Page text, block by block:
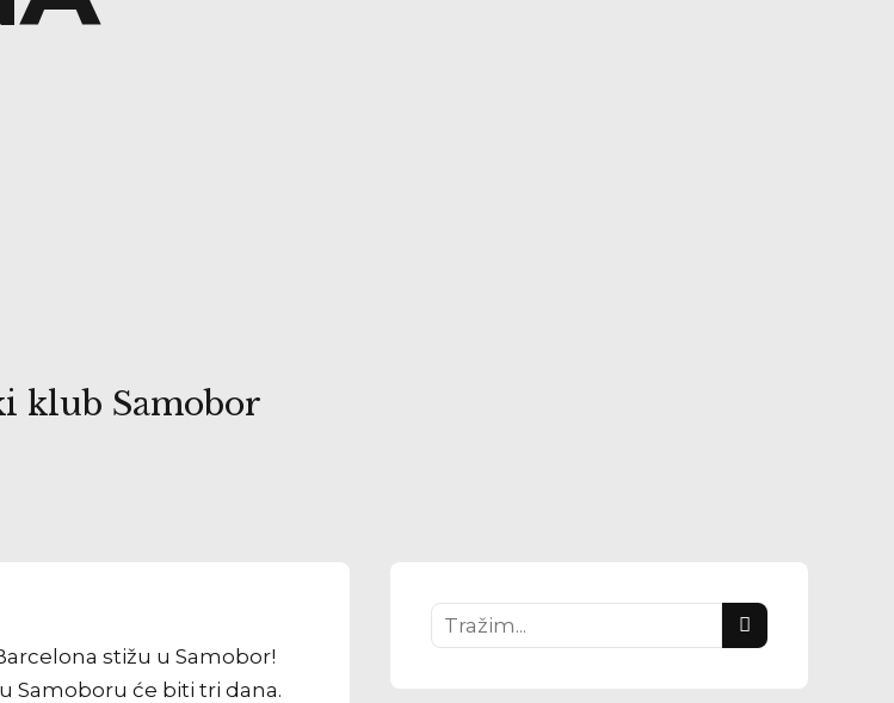
klub Samobor
stižu u Samobor!
Samoboru će biti tri dana.